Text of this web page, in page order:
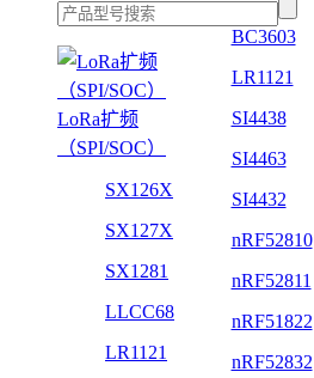
LoRa扩频
（SPI/SOC）
SX126X
SX127X
SX1281
LLCC68
LR1121
BC3603
LR1121
SI4438
SI4463
SI4432
nRF52810
nRF52811
nRF51822
nRF52832